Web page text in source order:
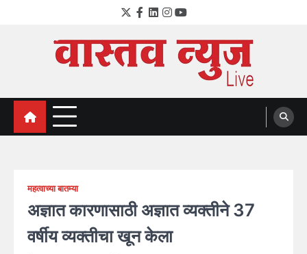
Twitter
Facebook
LinkedIn
Instagram
YouTube
VastavNEWSLive.com
a leading NEWS portal of Maharahstra
महत्वाच्या बातम्या
अज्ञात कारणासाठी अज्ञात व्यक्तीने 37
वर्षीय व्यक्तीचा खून केला